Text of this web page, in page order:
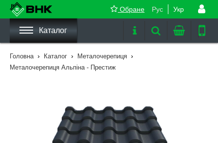
Рус Укр
Обране
Каталог
Головна › Каталог › Металочерепиця ›
Металочерепиця Альпіна - Престиж